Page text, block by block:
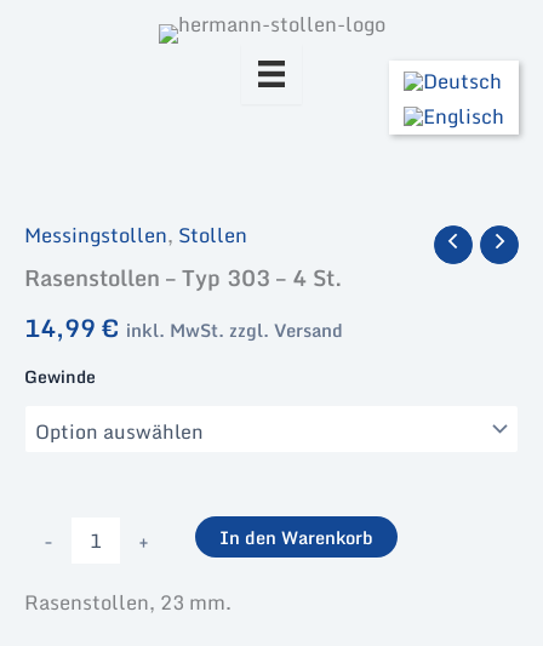
Messingstollen, Stollen
Rasenstollen – Typ 303 – 4 St.
14,99€ inkl. MwSt. zzgl. Versand
Gewinde
-
Rasenstollen
303
+ In den Warenkorb
Rasenstollen, 23 mm.